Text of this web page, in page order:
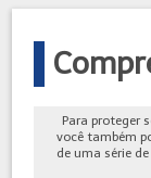
Para proteger
você também
de uma série